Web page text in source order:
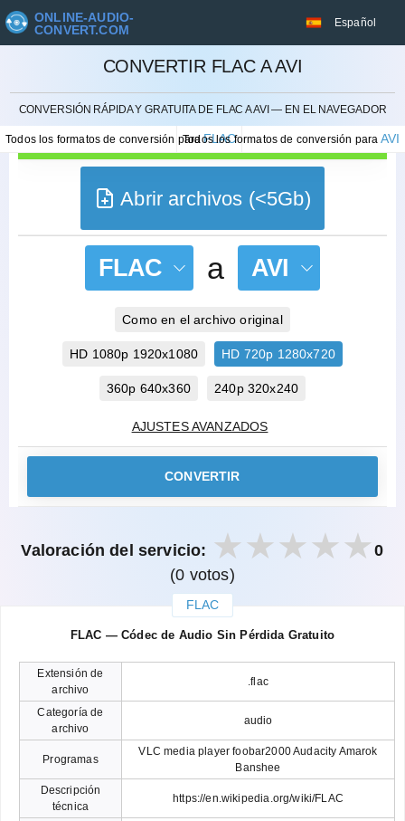
ONLINE-AUDIO-
CONVERT.COM
Español
CONVERTIR FLAC A AVI
CONVERSIÓN RÁPIDA Y GRATUITA DE FLAC A AVI — EN EL NAVEGADOR
Todos los formatos de conversión paraFLAC
Todos los formatos de conversión paraAVI
CANCELAR
Abrir archivos (<5Gb)
FLAC a AVI
Como en el archivo original
HD 1080p 1920x1080 HD 720p 1280x720
360p 640x360 240p 320x240
AJUSTES AVANZADOS
CONVERTIR
Valoración del servicio:
0
(0 votos)
FLAC
FLAC — Códec de Audio Sin Pérdida Gratuito
Extensión de
archivo
.flac
Categoría de
archivo
audio
Programas
VLC media player foobar2000 Audacity Amarok
Banshee
Descripción
técnica
https://en.wikipedia.org/wiki/FLAC